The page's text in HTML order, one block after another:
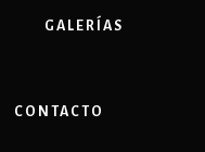
GALERÍAS
CONTACTO